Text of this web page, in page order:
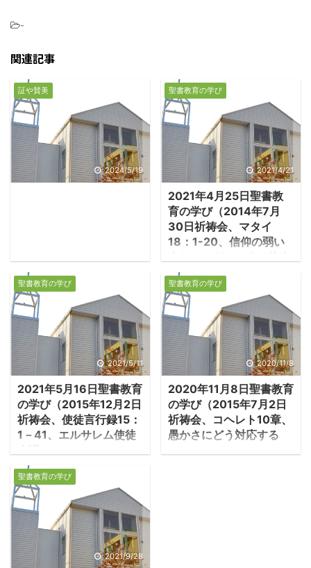
-
関連記事
証や賛美
2024/5/19
聖書教育の学び
2021/4/21
2021年4月25日聖書教
育の学び（2014年7月
30日祈祷会、マタイ
18：1-20、信仰の弱い
していくのか）
1.天の国でいちばん偉
い者 ・弟子たちが「天
の国で一番偉いのは誰
か」とイエスに聞いてき
た。イエスが誰を一番評
価しているかを知りたい
と思ったからだ。この問
に対して、イエスは一人
の子どもを彼らの中に立
たせて、「この子どもの
ように自分を低くしなけ
聖書教育の学び
2021/5/11
2021年5月16日聖書教育
の学び（2015年12月2日
祈祷会、使徒言行録15：
1－41、エルサレム使徒
1.エルサレムの使徒会
議 ・アンティオキアは
様々な人種が住む国際都
市であり、教会も様々な
人種が集う国際教会であ
り、そこではユダヤ人と
聖書教育の学び
2020/11/8
2020年11月8日聖書教育
の学び（2015年7月2日
祈祷会、コヘレト10章、
愚かさにどう対応する
聖書教育の学び
2021/9/28